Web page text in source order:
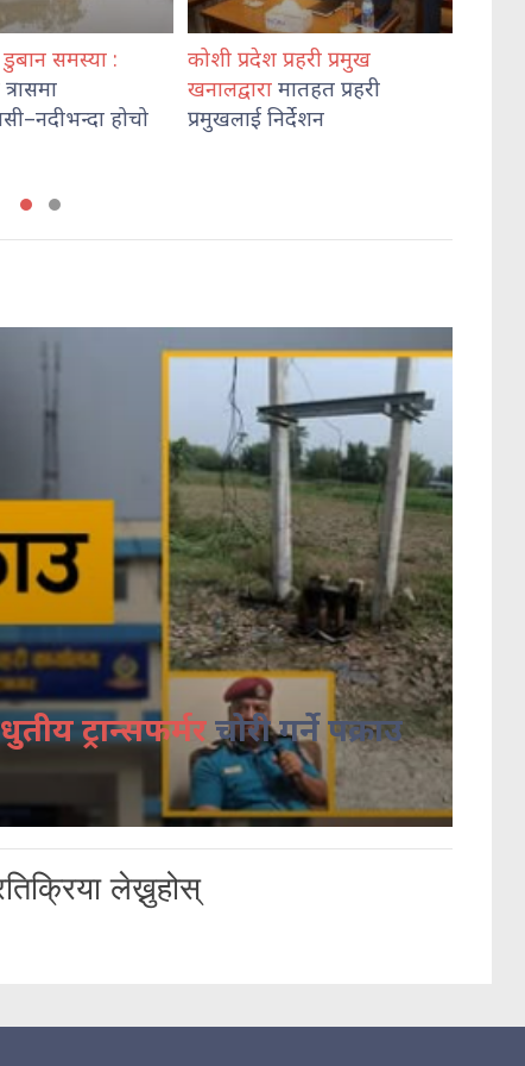
प्रहरी प्रमुख
मातहत प्रहरी
जनताका आशा–अपेक्षा फेरि टुट्न
थाले : विप्लव
ट्रान्सफर्मरचोरी गर्ने पक्राउ
लेख्नुहोस्